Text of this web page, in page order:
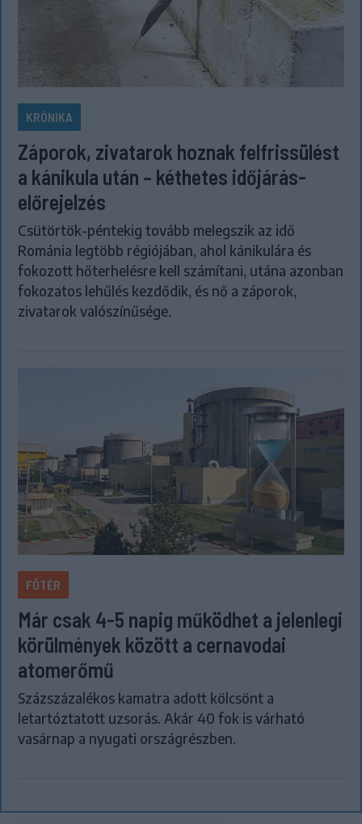
KRÓNIKA
Záporok, zivatarok hoznak felfrissülést
a kánikula után – kéthetes időjárás-
előrejelzés
Csütörtök-péntekig tovább melegszik az idő
Románia legtöbb régiójában, ahol kánikulára és
fokozott hőterhelésre kell számítani, utána azonban
fokozatos lehűlés kezdődik, és nő a záporok,
zivatarok valószínűsége.
FŐTÉR
Már csak 4-5 napig működhet a jelenlegi
körülmények között a cernavodai
atomerőmű
Százszázalékos kamatra adott kölcsönt a
letartóztatott uzsorás. Akár 40 fok is várható
vasárnap a nyugati országrészben.